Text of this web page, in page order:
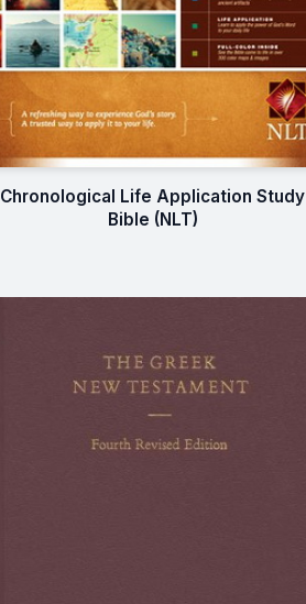
Chronological Life Application Study
Bible (NLT)